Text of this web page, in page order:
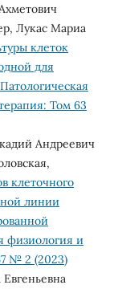
Лукас Мариа
клеток
для
Патологическая
Том 63
Андреевич
клеточного
линии
физиология и
№ 2 (2023)